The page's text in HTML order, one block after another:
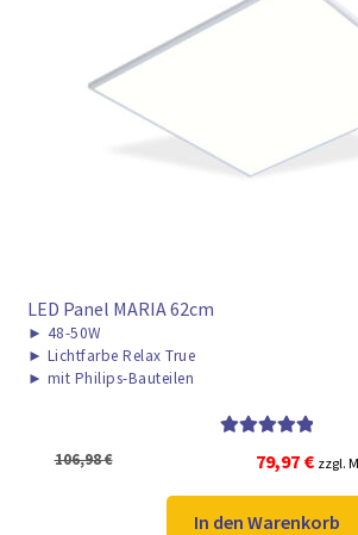
LED Panel MARIA 62cm
► 48-50W
► Lichtfarbe Relax True
► mit Philips-Bauteilen
von 5
106,98€
war:
79,97 €
ist:
zzgl.
In den Warenkorb